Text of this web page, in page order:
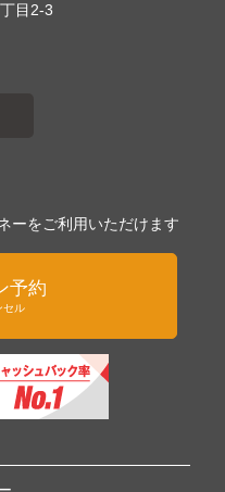
目2-3
ーをご利用いただけます
予約
セル